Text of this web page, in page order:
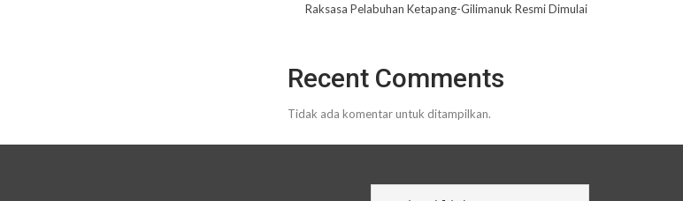
Raksasa Pelabuhan Ketapang-Gilimanuk Resmi Dimulai
Recent Comments
Tidak ada komentar untuk ditampilkan.